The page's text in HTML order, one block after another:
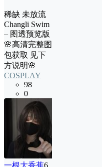
稀缺 未放流
Changli Swim
– 图透预览版
🌸高清完整图
包获取 见下
方说明🌸
COSPLAY
98
0
一根大香蕉6